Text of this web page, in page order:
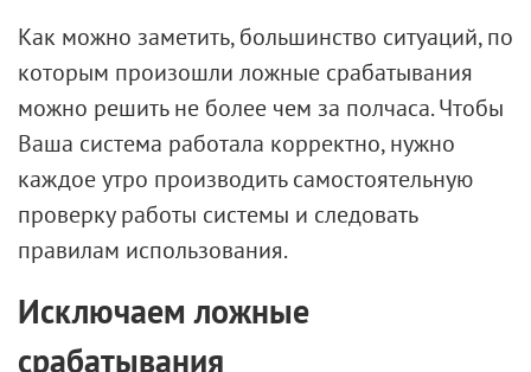
Как можно заметить, большинство ситуаций, по
которым произошли ложные срабатывания
можно решить не более чем за полчаса. Чтобы
Ваша система работала корректно, нужно
каждое утро производить самостоятельную
проверку работы системы и следовать
правилам использования.
Исключаем ложные
срабатывания